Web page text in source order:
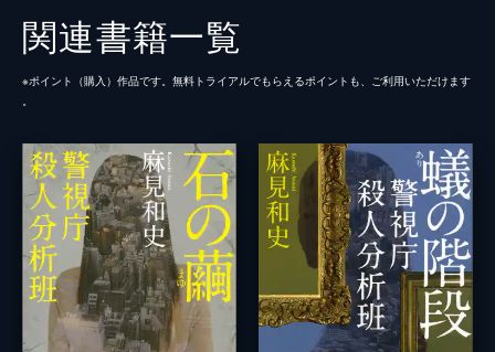
関連書籍一覧
※ポイント（購⼊）作品です。無料トライアルでもらえるポイントも、ご利⽤いただけます
。